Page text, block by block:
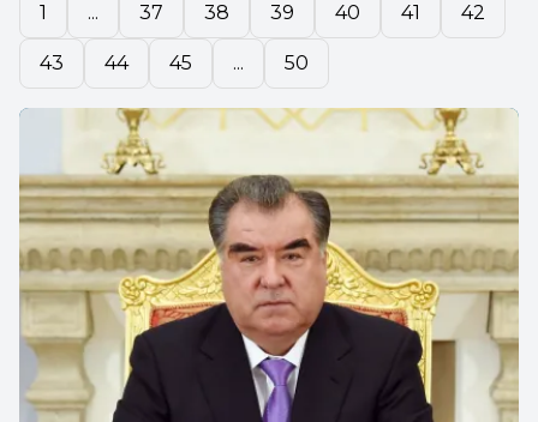
1 ... 37 38 39 40 41 42
43 44 45 ... 50